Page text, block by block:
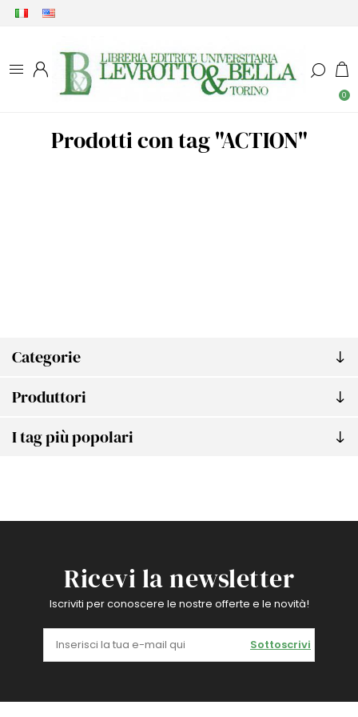
0
Categorie
Produttori
I tag più popolari
Prodotti con tag "ACTION"
Ricevi la newsletter
Iscriviti per conoscere le nostre offerte e le novità!
Sottoscrivi